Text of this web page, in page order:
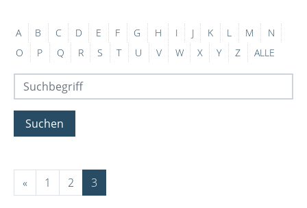
A B C D E F G H I J K L M
N
O
P Q R S T U V W X Y Z ALLE
Suchen
« 1 2 3